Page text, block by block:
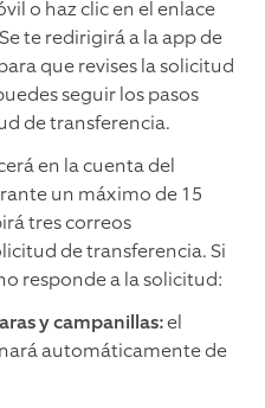
o haz clic en el enlace
te redirigirá a la app de
que revises la solicitud
seguir los pasos
de transferencia.
en la cuenta del
un máximo de 15
tres correos
de transferencia. Si
responde a la solicitud:
y campanillas:el
automáticamente de